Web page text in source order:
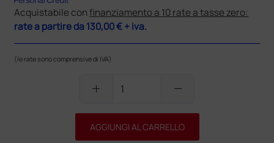
Acquistabile con finanziamento a 10 rate a tasse zero:
rate a partire da130,00 €+ iva.
(le rate sono comprensive di IVA)
add remove
AGGIUNGI AL CARRELLO